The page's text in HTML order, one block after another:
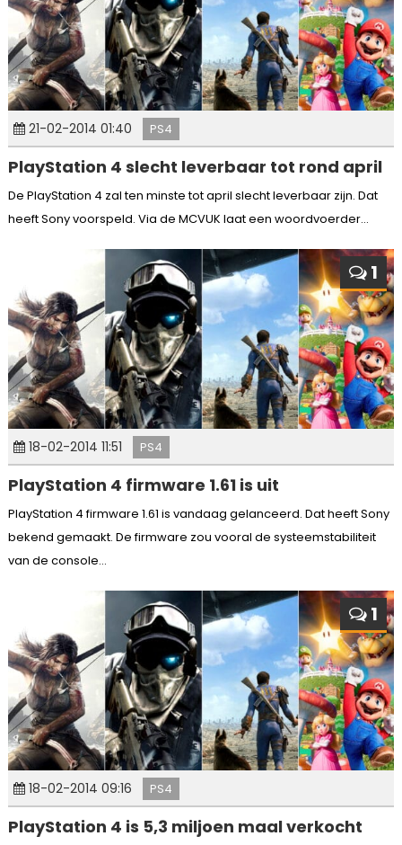
21-02-2014 01:40 PS4
PlayStation 4 slecht leverbaar tot rond april
De PlayStation 4 zal ten minste tot april slecht leverbaar zijn. Dat
heeft Sony voorspeld. Via de MCVUK laat een woordvoerder...
1
18-02-2014 11:51 PS4
PlayStation 4 firmware 1.61 is uit
PlayStation 4 firmware 1.61 is vandaag gelanceerd. Dat heeft Sony
bekend gemaakt. De firmware zou vooral de systeemstabiliteit
van de console...
1
18-02-2014 09:16 PS4
PlayStation 4 is 5,3 miljoen maal verkocht